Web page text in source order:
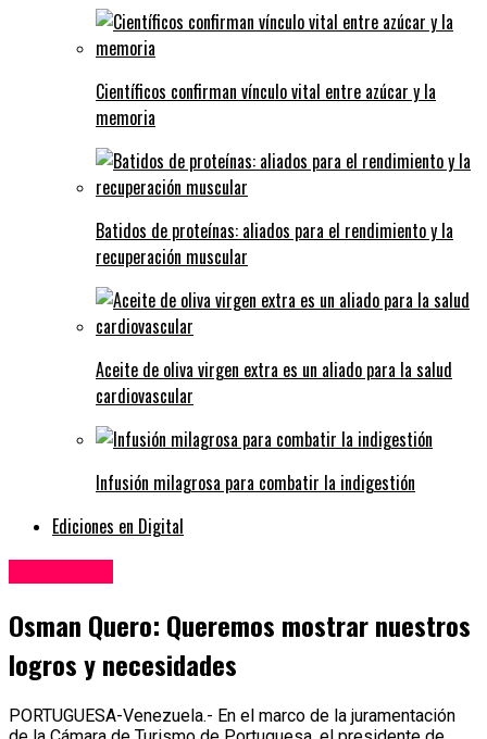
Científicos confirman vínculo vital entre azúcar y la
memoria
Batidos de proteínas: aliados para el rendimiento y la
recuperación muscular
Aceite de oliva virgen extra es un aliado para la salud
cardiovascular
Infusión milagrosa para combatir la indigestión
Ediciones en Digital
Osman Quero: Queremos mostrar nuestros
logros y necesidades
PORTUGUESA-Venezuela.- En el marco de la juramentación